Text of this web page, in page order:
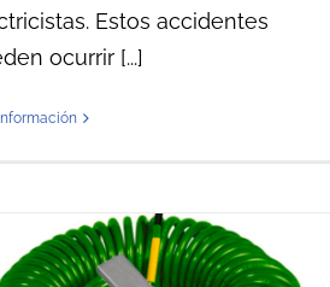
Estos accidentes
ocurrir [...]